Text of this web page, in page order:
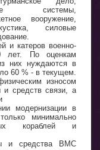
системы,
вооружение,
силовые
и катеров военно-
лет. По оценкам
них нуждаются в
60 % - в текущем.
износом
и средств связи, а
модернизации в
минимально
кораблей и
и средства ВМС